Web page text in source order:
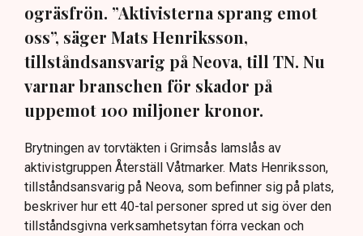
ogräsfrön. ”Aktivisterna sprang emot
oss”, säger Mats Henriksson,
tillståndsansvarig på Neova, till TN. Nu
varnar branschen för skador på
uppemot 100 miljoner kronor.
Brytningen av torvtäkten i Grimsås lamslås av
aktivistgruppen Återställ Våtmarker. Mats Henriksson,
tillståndsansvarig på Neova, som befinner sig på plats,
beskriver hur ett 40-tal personer spred ut sig över den
tillståndsgivna verksamhetsytan förra veckan och